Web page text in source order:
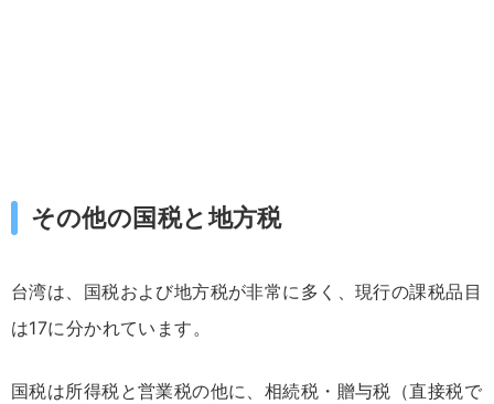
その他の国税と地方税
台湾は、国税および地方税が非常に多く、現行の課税品目
は17に分かれています。
国税は所得税と営業税の他に、相続税・贈与税（直接税で